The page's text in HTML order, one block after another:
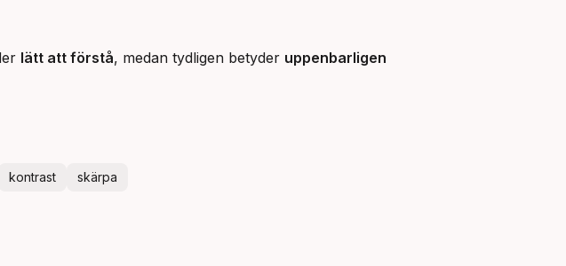
lätt att förstå, medan tydligen betyder uppenbarligen
kontrast skärpa